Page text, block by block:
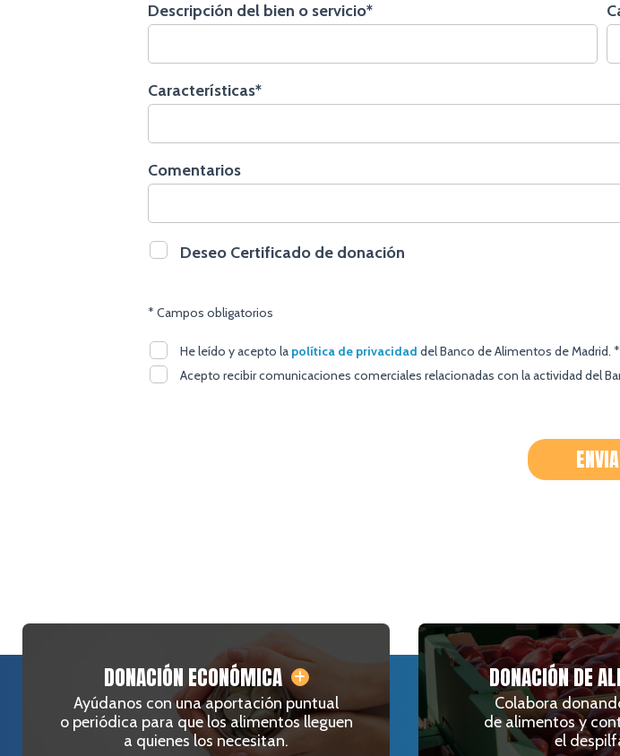
Descripción del bien o servicio*
Características*
Comentarios
Deseo Certificado de donación
* Campos obligatorios
He leído y acepto la política de privacidad del Banco de Alimentos de Madrid. *
Acepto recibir comunicaciones comerciales relacionadas con la actividad del
DONACIÓN ECONÓMICA
Ayúdanos con una aportación puntual
o periódica para que los alimentos lleguen
a quienes los necesitan.
DONACIÓN DE
Colabora
de alimentos y
el